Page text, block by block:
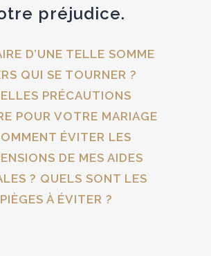
préjudice.
D’UNE TELLE SOMME
QUI SE TOURNER ?
PRÉCAUTIONS
POUR VOTRE MARIAGE
ÉVITER LES
DE MES AIDES
? QUELS SONT LES
PIÈGES À ÉVITER ?